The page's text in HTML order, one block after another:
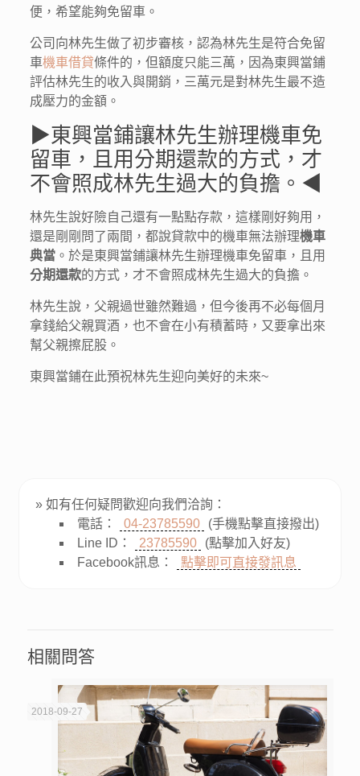
便，希望能夠免留車。
公司向林先生做了初步審核，認為林先生是符合免留
車機車借貸條件的，但額度只能三萬，因為東興當鋪
評估林先生的收入與開銷，三萬元是對林先生最不造
成壓力的金額。
▶東興當鋪讓林先生辦理機車免
留車，且用分期還款的方式，才
不會照成林先生過大的負擔。◀
林先生說好險自己還有一點點存款，這樣剛好夠用，
還是剛剛問了兩間，都說貸款中的機車無法辦理機車
典當 。於是東興當鋪讓林先生辦理機車免留車，且用
分期還款的方式，才不會照成林先生過大的負擔。
林先生說，父親過世雖然難過，但今後再不必每個月
拿錢給父親買酒，也不會在小有積蓄時，又要拿出來
幫父親擦屁股。
東興當鋪在此預祝林先生迎向美好的未來~
» 如有任何疑問歡迎向我們洽詢：
電話：
04-23785590
(手機點擊直接撥出)
Line ID：
23785590
(點擊加入好友)
Facebook訊息：
點擊即可直接發訊息
相關問答
2018-09-27